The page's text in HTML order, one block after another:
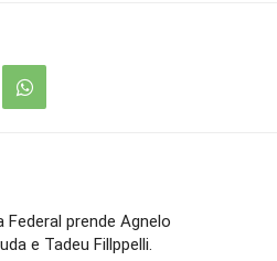
Federal prende Agnelo
e Tadeu Fillppelli.